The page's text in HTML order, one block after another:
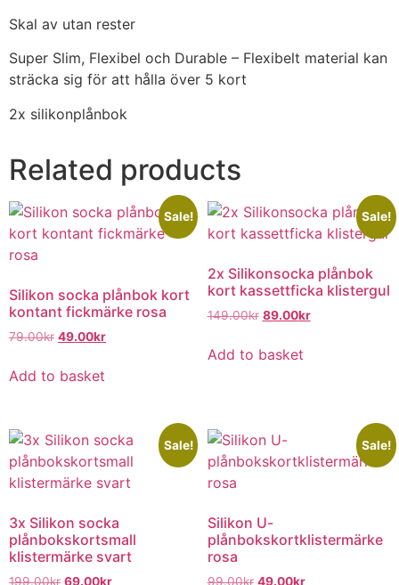
Skal av utan rester
Super Slim, Flexibel och Durable – Flexibelt material kan
sträcka sig för att hålla över 5 kort
2x silikonplånbok
Related products
Sale!
Silikon socka plånbok kort
kontant fickmärke rosa
79.00kr 49.00kr
Add to basket
Sale!
2x Silikonsocka plånbok
kort kassettficka klistergul
149.00kr 89.00kr
Add to basket
Sale!
3x Silikon socka
plånbokskortsmall
klistermärke svart
199.00kr 69.00kr
Sale!
Silikon U-
plånbokskortklistermärke
rosa
99.00kr 49.00kr